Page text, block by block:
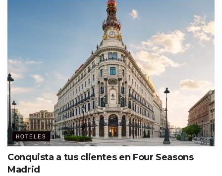
HOTELES
Conquista a tus clientes en Four Seasons
Madrid